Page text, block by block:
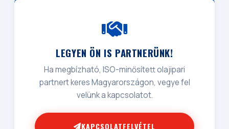
LEGYEN ÖN IS PARTNERÜNK!
Ha megbízható, ISO-minősített olajipari
partnert keres Magyarországon, vegye fel
velünk a kapcsolatot.
KAPCSOLATFELVÉTEL